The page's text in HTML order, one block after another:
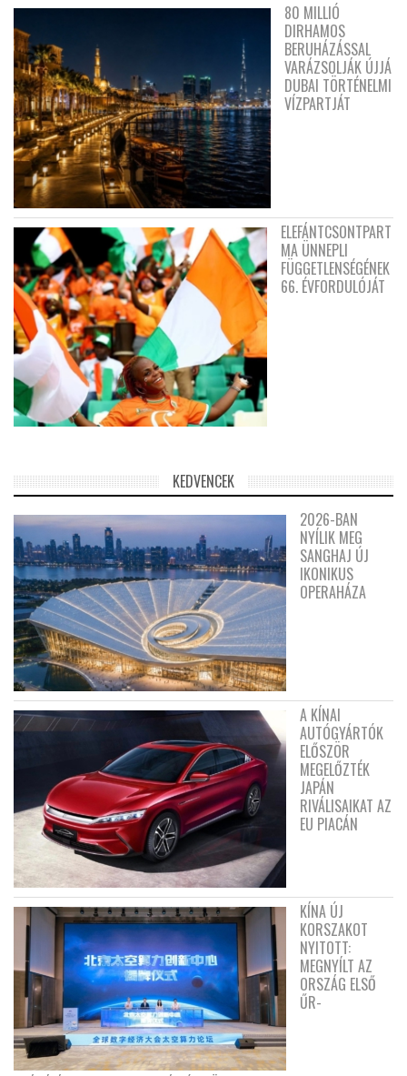
80 MILLIÓ
DIRHAMOS
BERUHÁZÁSSAL
VARÁZSOLJÁK ÚJJÁ
DUBAI TÖRTÉNELMI
VÍZPARTJÁT
ELEFÁNTCSONTPART
MA ÜNNEPLI
FÜGGETLENSÉGÉNEK
66. ÉVFORDULÓJÁT
KEDVENCEK
2026-BAN
NYÍLIK MEG
SANGHAJ ÚJ
IKONIKUS
OPERAHÁZA
A KÍNAI
AUTÓGYÁRTÓK
ELŐSZÖR
MEGELŐZTÉK
JAPÁN
RIVÁLISAIKAT AZ
EU PIACÁN
KÍNA ÚJ
KORSZAKOT
NYITOTT:
MEGNYÍLT AZ
ORSZÁG ELSŐ
ŰR-